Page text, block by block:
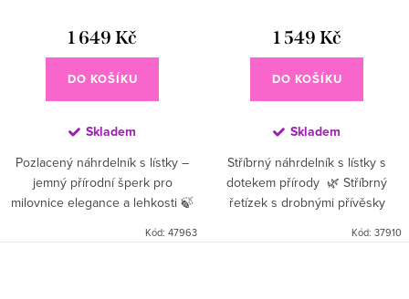
1 649 Kč
DO KOŠÍKU
Skladem
Pozlacený náhrdelník s lístky –
jemný přírodní šperk pro
milovnice elegance a lehkosti 🍃
Kód: 47963
1 549 Kč
DO KOŠÍKU
Skladem
Stříbrný náhrdelník s lístky s
dotekem přírody 🌿 Stříbrný
řetízek s drobnými přívěsky
Kód: 37910